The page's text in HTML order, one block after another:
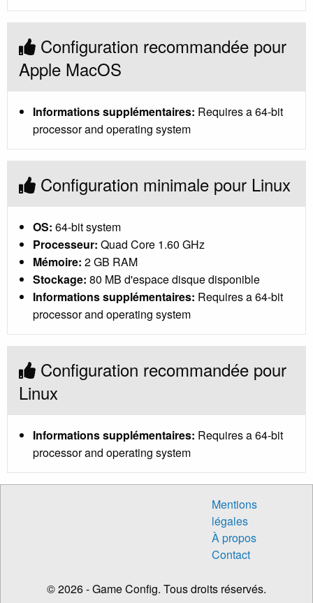
Configuration recommandée pour
Apple MacOS
Informations supplémentaires: Requires a 64-bit
processor and operating system
Configuration minimale pour Linux
OS: 64-bit system
Processeur: Quad Core 1.60 GHz
Mémoire: 2 GB RAM
Stockage: 80 MB d'espace disque disponible
Informations supplémentaires: Requires a 64-bit
processor and operating system
Configuration recommandée pour
Linux
Informations supplémentaires: Requires a 64-bit
processor and operating system
Mentions
légales
À propos
Contact
© 2026 - Game Config. Tous droits réservés.